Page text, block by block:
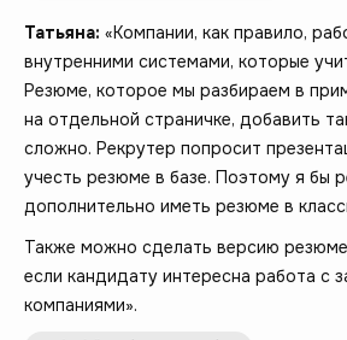
Татьяна: «Компании, как правило,
внутренними системами, которые
Резюме, которое мы разбираем в
на отдельной страничке, добавить
сложно. Рекрутер попросит
учесть резюме в базе. Поэтому я бы
дополнительно иметь резюме в
Также можно сделать версию резюме
если кандидату интересна работа с
компаниями».